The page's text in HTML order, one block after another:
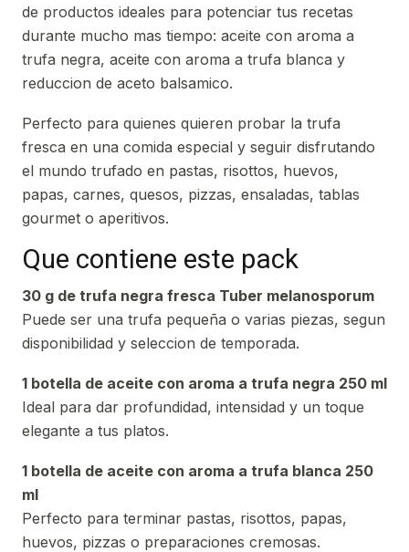
de productos ideales para potenciar tus recetas
durante mucho mas tiempo: aceite con aroma a
trufa negra, aceite con aroma a trufa blanca y
reduccion de aceto balsamico.
Perfecto para quienes quieren probar la trufa
fresca en una comida especial y seguir disfrutando
el mundo trufado en pastas, risottos, huevos,
papas, carnes, quesos, pizzas, ensaladas, tablas
gourmet o aperitivos.
Que contiene este pack
30 g de trufa negra fresca Tuber melanosporum
Puede ser una trufa pequeña o varias piezas, segun
disponibilidad y seleccion de temporada.
1 botella de aceite con aroma a trufa negra 250 ml
Ideal para dar profundidad, intensidad y un toque
elegante a tus platos.
1 botella de aceite con aroma a trufa blanca 250
ml
Perfecto para terminar pastas, risottos, papas,
huevos, pizzas o preparaciones cremosas.